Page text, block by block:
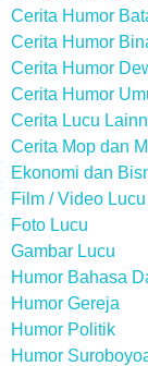
Cerita Humor
Cerita Humor
Cerita Humor
Cerita Humor
Cerita Lucu
Cerita Mop dan
Ekonomi dan
Film / Video Lucu
Foto Lucu
Gambar Lucu
Humor Bahasa
Humor Gereja
Humor Politik
Humor